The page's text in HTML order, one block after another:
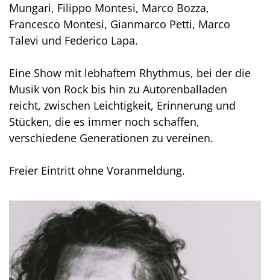
Mungari, Filippo Montesi, Marco Bozza,
Francesco Montesi, Gianmarco Petti, Marco
Talevi und Federico Lapa.
Eine Show mit lebhaftem Rhythmus, bei der die
Musik von Rock bis hin zu Autorenballaden
reicht, zwischen Leichtigkeit, Erinnerung und
Stücken, die es immer noch schaffen,
verschiedene Generationen zu vereinen.
Freier Eintritt ohne Voranmeldung.